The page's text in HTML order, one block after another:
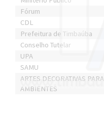
Fórum
CDL
Prefeitura de Timbaúba
Conselho Tutelar
UPA
SAMU
ARTES DECORATIVAS PARA
AMBIENTES